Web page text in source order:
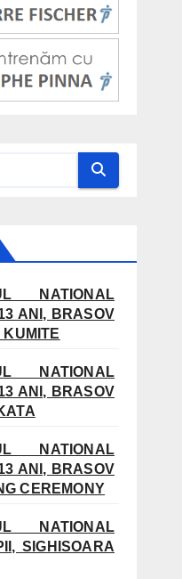
NATIONAL
ANI, BRASOV
KUMITE
NATIONAL
ANI, BRASOV
NATIONAL
ANI, BRASOV
CEREMONY
NATIONAL
SIGHISOARA